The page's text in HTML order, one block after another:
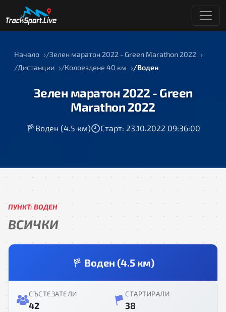
Начало
Зелен маратон 2022 - Green Marathon 2022
Дистанции
Колоездене 40 км Воден
Зелен маратон 2022 - Green
Marathon 2022
Воден (4.5 км) Старт: 23.10.2022 09:36:00
ПУНКТ: ВОДЕН
ВСИЧКИ
Воден (4.5 км)
СЪСТЕЗАТЕЛИ
42
СТАРТИРАЛИ
38